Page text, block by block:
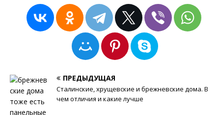
ПРЕДЫДУЩАЯ
Сталинские, хрущевские и брежневские дома. В
чем отличия и какие лучше